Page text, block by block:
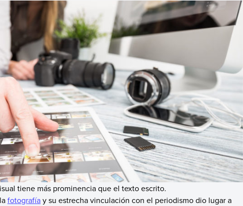
tiene más prominencia que el texto escrito.
fotografíay su estrecha vinculación con el periodismo dio lugar a